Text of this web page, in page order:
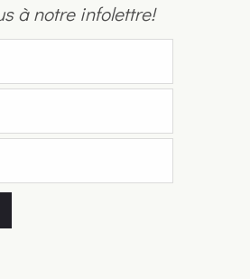
à notre infolettre!